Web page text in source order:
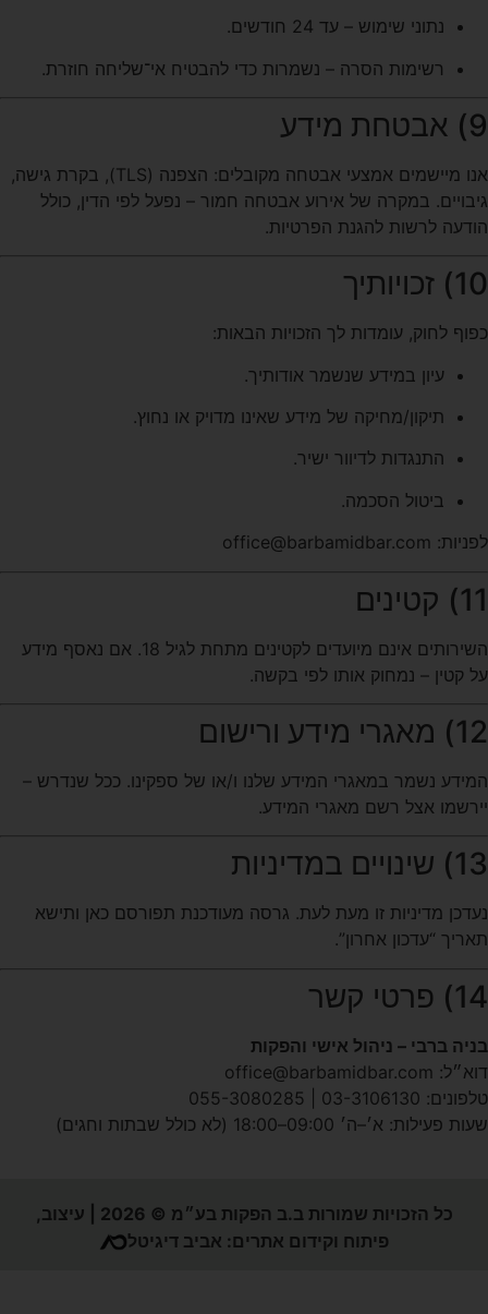
נתוני שימוש – עד 24 חודשים.
רשימות הסרה – נשמרות כדי להבטיח אי־שליחה חוזרת.
9) אבטחת מידע
אנו מיישמים אמצעי אבטחה מקובלים: הצפנה (TLS), בקרת גישה,
גיבויים. במקרה של אירוע אבטחה חמור – נפעל לפי הדין, כולל
הודעה לרשות להגנת הפרטיות.
10) זכויותיך
כפוף לחוק, עומדות לך הזכויות הבאות:
עיון במידע שנשמר אודותיך.
תיקון/מחיקה של מידע שאינו מדויק או נחוץ.
התנגדות לדיוור ישיר.
ביטול הסכמה.
לפניות: office@barbamidbar.com
11) קטינים
השירותים אינם מיועדים לקטינים מתחת לגיל 18. אם נאסף מידע
על קטין – נמחוק אותו לפי בקשה.
12) מאגרי מידע ורישום
המידע נשמר במאגרי המידע שלנו ו/או של ספקינו. ככל שנדרש –
יירשמו אצל רשם מאגרי המידע.
13) שינויים במדיניות
נעדכן מדיניות זו מעת לעת. גרסה מעודכנת תפורסם כאן ותישא
תאריך “עדכון אחרון”.
14) פרטי קשר
בניה ברבי – ניהול אישי והפקות
דוא״ל: office@barbamidbar.com
טלפונים: 03-3106130 | 055-3080285
שעות פעילות: א׳–ה׳ 09:00–18:00 (לא כולל שבתות וחגים)
כל הזכויות שמורות ב.ב הפקות בע״מ © 2026 |
עיצוב,
פיתוח וקידום אתרים: אביב דיגיטל